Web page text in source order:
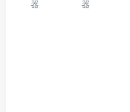
器
器